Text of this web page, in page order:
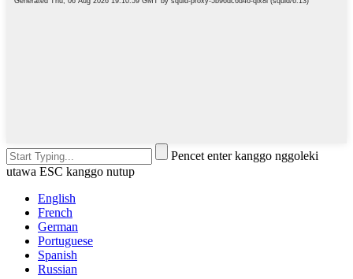
Pencet enter kanggo nggoleki
utawa ESC kanggo nutup
English
French
German
Portuguese
Spanish
Russian